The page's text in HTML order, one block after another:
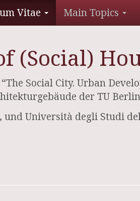
Vitae Main Topics
(Social)
Social City. Urban
der TU
Università degli Studi